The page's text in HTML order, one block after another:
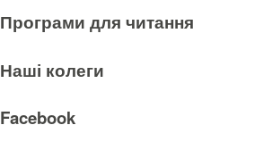
Програми для читання
Наші колеги
Facebook